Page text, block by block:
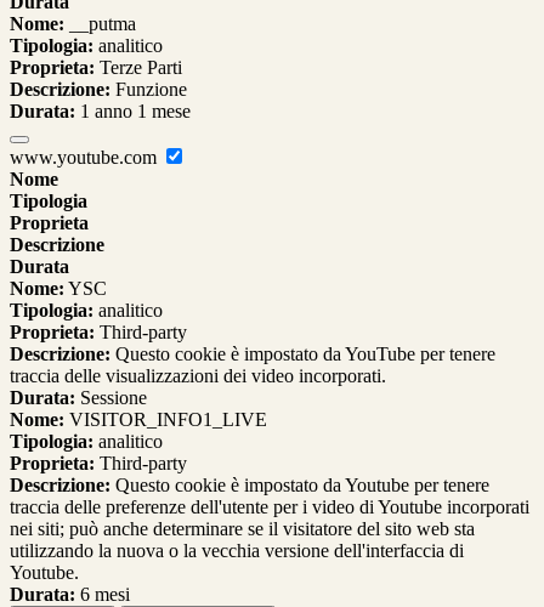
Nome: __putma
Tipologia: analitico
Proprieta: Terze Parti
Descrizione: Funzione
Durata: 1 anno 1 mese
www.youtube.com
Nome
Tipologia
Proprieta
Descrizione
Durata
Nome: YSC
Tipologia: analitico
Proprieta: Third-party
Descrizione: Questo cookie è impostato da YouTube per tenere
traccia delle visualizzazioni dei video incorporati.
Durata: Sessione
Nome: VISITOR_INFO1_LIVE
Tipologia: analitico
Proprieta: Third-party
Descrizione: Questo cookie è impostato da Youtube per tenere
traccia delle preferenze dell'utente per i video di Youtube incorporati
nei siti; può anche determinare se il visitatore del sito web sta
utilizzando la nuova o la vecchia versione dell'interfaccia di
Youtube.
Durata: 6 mesi